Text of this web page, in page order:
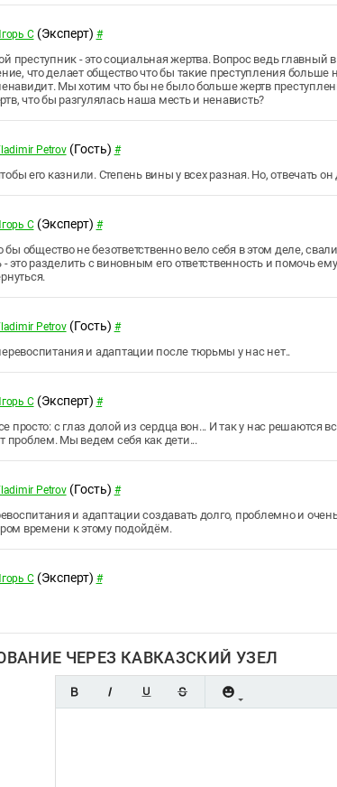
С (Эксперт) #
преступник - это социальная жертва. Вопрос ведь главный
что делает общество что бы такие преступления
Мы хотим что бы не было больше жертв
что бы разгулялась наша месть и ненависть?
Petrov (Гость) #
его казнили. Степень вины у всех разная. Но, отвечать
С (Эксперт) #
бы общество не безответственно вело себя в этом деле,
- это разделить с виновным его ответственность и помочь
Petrov (Гость) #
и адаптации после тюрьмы у нас нет..
С (Эксперт) #
просто: с глаз долой из сердца вон... И так у нас решаются
проблем. Мы ведем себя как дети...
Petrov (Гость) #
и адаптации создавать долго, проблемно и
времени к этому подойдём.
С (Эксперт) #
ЧЕРЕЗ КАВКАЗСКИЙ УЗЕЛ